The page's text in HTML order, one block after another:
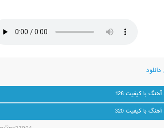
آهنگ با کیفیت 128
آهنگ با کیفیت 320